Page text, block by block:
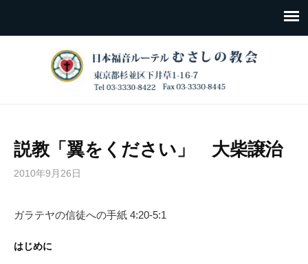
説教「翼をください」 大柴譲治
2010年9月26日
ガラテヤの信徒への手紙 4:20-5:1
はじめに